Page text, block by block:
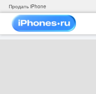
Продать iPhone